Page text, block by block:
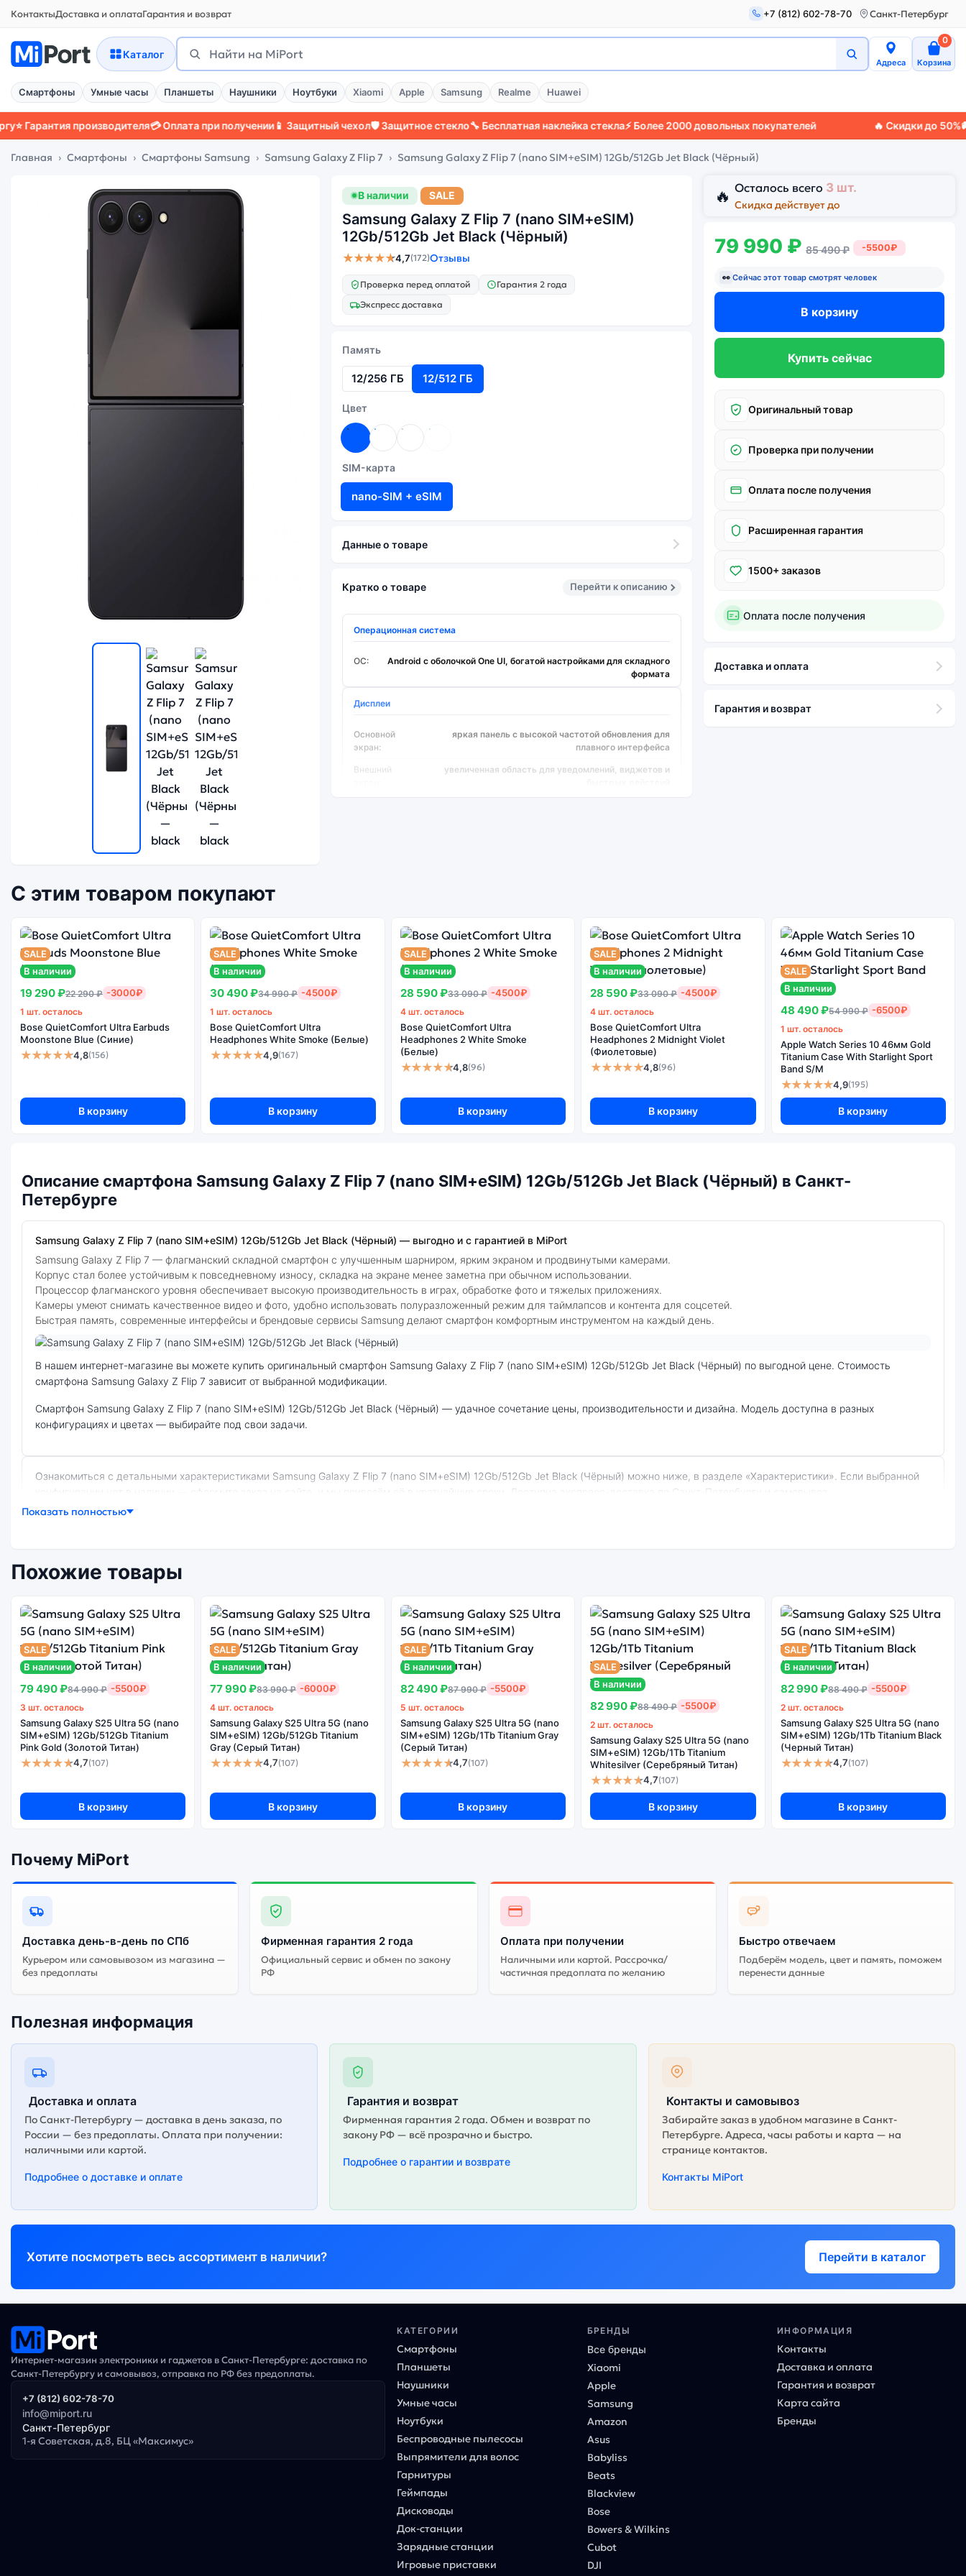
КонтактыДоставка и оплатаГарантия и возврат +7 (812) 602-78-70 Санкт-Петербург
Каталог
Поиск
Найти
Адреса Корзина
0
Смартфоны Умные часы Планшеты Наушники Ноутбуки Xiaomi Apple Samsung Realme Huawei
производителя💳 Оплата при получении📱 Защитный чехол🛡️ Защитное стекло🔧 Бесплатная наклейка стекла⚡ Более 2000 довольных покупателей 🔥 Скидки до 50%🚚
Главная Смартфоны Смартфоны Samsung Samsung Galaxy Z Flip 7 Samsung Galaxy Z Flip 7 (nano SIM+eSIM) 12Gb/512Gb Jet Black (Чёрный)
В наличии SALE
Samsung Galaxy Z Flip 7 (nano SIM+eSIM)
12Gb/512Gb Jet Black (Чёрный)
★★★★★4,7(172)Отзывы
Проверка перед оплатой
Гарантия 2 года
Экспресс доставка
Память
12/256 ГБ 12/512 ГБ
Цвет
SIM-карта
nano-SIM + eSIM
Данные о товаре
Кратко о товаре Перейти к описанию
Операционная система
ОС:
Android с оболочкой One UI, богатой настройками для складного
формата
Дисплеи
Основной
экран:
яркая панель с высокой частотой обновления для
плавного интерфейса
Внешний
увеличенная область для уведомлений, виджетов и
Производительность
Процессор:
флагманский чипсет с акцентом на скорость и
быстрая оперативная и встроенная память для
требовательных задач
🔥 Осталось всего 3 шт.
Скидка действует до
79 990 ₽ 85 490 ₽ -5500₽
👀 Сейчас этот товар смотрят человек
В корзину
Купить сейчас
Оригинальный товар
Проверка при получении
Оплата после получения
Расширенная гарантия
1500+ заказов
Оплата после получения
Доставка и оплата
Гарантия и возврат
С этим товаром покупают
SALE
В наличии
19 290 ₽22 290 ₽ -3000₽
1 шт. осталось
Bose QuietComfort Ultra Earbuds
Moonstone Blue (Синие)
★★★★★4,8(156)
В корзину
SALE
В наличии
30 490 ₽34 990 ₽ -4500₽
1 шт. осталось
Bose QuietComfort Ultra
Headphones White Smoke (Белые)
★★★★★4,9(167)
В корзину
SALE
В наличии
28 590 ₽33 090 ₽ -4500₽
4 шт. осталось
Bose QuietComfort Ultra
Headphones 2 White Smoke
(Белые)
★★★★★4,8(96)
В корзину
SALE
В наличии
28 590 ₽33 090 ₽ -4500₽
4 шт. осталось
Bose QuietComfort Ultra
Headphones 2 Midnight Violet
(Фиолетовые)
★★★★★4,8(96)
В корзину
SALE
В наличии
48 490 ₽54 990 ₽ -6500₽
1 шт. осталось
Apple Watch Series 10 46мм Gold
Titanium Case With Starlight Sport
Band S/M
★★★★★4,9(195)
В корзину
Описание смартфона Samsung Galaxy Z Flip 7 (nano SIM+eSIM) 12Gb/512Gb Jet Black (Чёрный) в Санкт-
Петербурге
Samsung Galaxy Z Flip 7 (nano SIM+eSIM) 12Gb/512Gb Jet Black (Чёрный) — выгодно и с гарантией в MiPort
Samsung Galaxy Z Flip 7 — флагманский складной смартфон с улучшенным шарниром, ярким экраном и продвинутыми камерами.
Корпус стал более устойчивым к повседневному износу, складка на экране менее заметна при обычном использовании.
Процессор флагманского уровня обеспечивает высокую производительность в играх, обработке фото и тяжелых приложениях.
Камеры умеют снимать качественное видео и фото, удобно использовать полуразложенный режим для таймлапсов и контента для соцсетей.
Быстрая память, современные интерфейсы и брендовые сервисы Samsung делают смартфон комфортным инструментом на каждый день.
В нашем интернет-магазине вы можете купить оригинальный смартфон Samsung Galaxy Z Flip 7 (nano SIM+eSIM) 12Gb/512Gb Jet Black (Чёрный) по выгодной цене. Стоимость
смартфона Samsung Galaxy Z Flip 7 зависит от выбранной модификации.
смартфон Samsung Galaxy Z Flip 7 (nano SIM+eSIM) 12Gb/512Gb Jet Black (Чёрный) — удачное сочетание цены, производительности и дизайна. Модель доступна в разных
конфигурациях и цветах — выбирайте под свои задачи.
Ознакомиться с детальными характеристиками Samsung Galaxy Z Flip 7 (nano SIM+eSIM) 12Gb/512Gb Jet Black (Чёрный) можно ниже, в разделе «Характеристики». Если выбранной
конфигурации нет в наличии — оформите заказ на сайте, и мы привезём её в кратчайшие сроки. Доступна экспресс-доставка по Санкт-Петербургу и самовывоз.
Энергоемкий
аккумулятор
Процессор
Качественный
экран
Системная
оболочка
Огромный выбор
цветов и моделей
Высокое качество
сборки
Samsung Galaxy Z
Flip 7 (nano
SIM+eSIM)
12Gb/512Gb Jet
Black (Чёрный)
Существует не оригинальная и оригинальная версия смартфона Samsung Galaxy Z Flip 7 (nano SIM+eSIM) 12Gb/512Gb Jet Black (Чёрный). Мы рекомендуем выбирать оригинальной
версию — она полностью адаптирована и поддерживает все сервисы. Не оригинальная версия может стоить дешевле, но корректная работа сервисов не гарантируется.
Показать полностью
Похожие товары
SALE
В наличии
79 490 ₽84 990 ₽ -5500₽
3 шт. осталось
Samsung Galaxy S25 Ultra 5G (nano
SIM+eSIM) 12Gb/512Gb Titanium
Pink Gold (Золотой Титан)
★★★★★4,7(107)
В корзину
SALE
В наличии
77 990 ₽83 990 ₽ -6000₽
4 шт. осталось
Samsung Galaxy S25 Ultra 5G (nano
SIM+eSIM) 12Gb/512Gb Titanium
Gray (Серый Титан)
★★★★★4,7(107)
В корзину
SALE
В наличии
82 490 ₽87 990 ₽ -5500₽
5 шт. осталось
Samsung Galaxy S25 Ultra 5G (nano
SIM+eSIM) 12Gb/1Tb Titanium Gray
(Серый Титан)
★★★★★4,7(107)
В корзину
SALE
В наличии
82 990 ₽88 490 ₽ -5500₽
2 шт. осталось
Samsung Galaxy S25 Ultra 5G (nano
SIM+eSIM) 12Gb/1Tb Titanium
Whitesilver (Серебряный Титан)
★★★★★4,7(107)
В корзину
SALE
В наличии
82 990 ₽88 490 ₽ -5500₽
2 шт. осталось
Samsung Galaxy S25 Ultra 5G (nano
SIM+eSIM) 12Gb/1Tb Titanium Black
(Черный Титан)
★★★★★4,7(107)
В корзину
Почему MiPort
Доставка день-в-день по СПб
Курьером или самовывозом из магазина —
без предоплаты
Фирменная гарантия 2 года
Официальный сервис и обмен по закону
РФ
Оплата при получении
Наличными или картой. Рассрочка/
частичная предоплата по желанию
Быстро отвечаем
Подберём модель, цвет и память, поможем
перенести данные
Полезная информация
Доставка и оплата
По Санкт-Петербургу — доставка в день заказа, по
России — без предоплаты. Оплата при получении:
наличными или картой.
Подробнее о доставке и оплате
Гарантия и возврат
Фирменная гарантия 2 года. Обмен и возврат по
закону РФ — всё прозрачно и быстро.
Подробнее о гарантии и возврате
Контакты и самовывоз
Забирайте заказ в удобном магазине в Санкт-
Петербурге. Адреса, часы работы и карта — на
странице контактов.
Контакты MiPort
Хотите посмотреть весь ассортимент в наличии? Перейти в каталог
Интернет-магазин электроники и гаджетов в Санкт-Петербурге: доставка по
Санкт-Петербургу и самовывоз, отправка по РФ без предоплаты.
+7 (812) 602-78-70
info@miport.ru
Санкт-Петербург
1-я Советская, д.8, БЦ «Максимус»
КАТЕГОРИИ
Смартфоны
Планшеты
Наушники
Умные часы
Ноутбуки
Беспроводные пылесосы
Выпрямители для волос
Гарнитуры
Геймпады
Дисководы
Док-станции
Зарядные станции
Игровые приставки
БРЕНДЫ
Все бренды
Xiaomi
Apple
Samsung
Amazon
Asus
Babyliss
Beats
Blackview
Bose
Bowers & Wilkins
Cubot
DJI
ИНФОРМАЦИЯ
Контакты
Доставка и оплата
Гарантия и возврат
Карта сайта
Бренды